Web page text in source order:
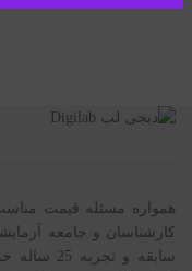
همواره مسئله قیمت
کارشناسان و جامعه
سابقه و